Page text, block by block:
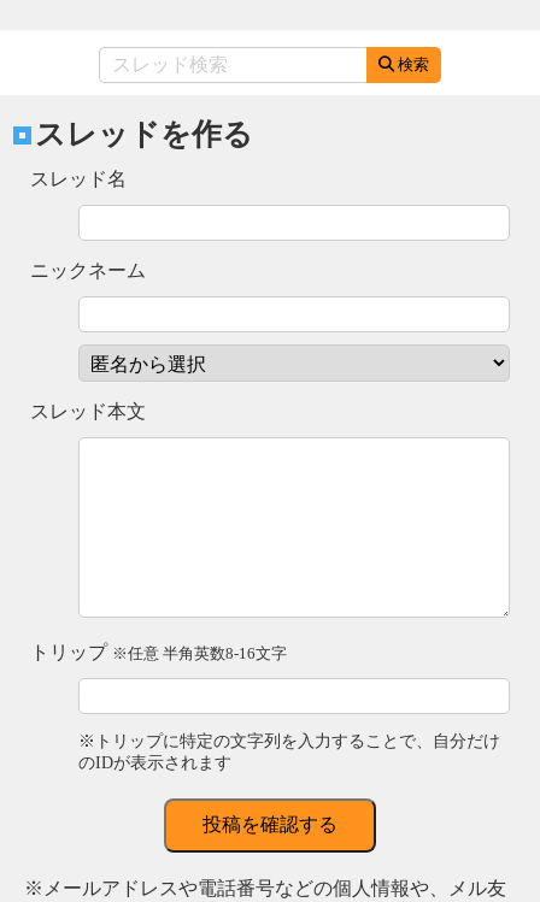
検索
スレッドを作る
スレッド名
ニックネーム
スレッド本文
トリップ ※任意 半角英数8-16文字
※トリップに特定の文字列を入力することで、自分だけ
のIDが表示されます
投稿を確認する
※メールアドレスや電話番号などの個人情報や、メル友